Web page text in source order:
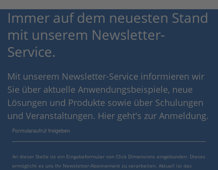
Immer auf dem neuesten Stand
mit unserem Newsletter-
Service.
Mit unserem Newsletter-Service informieren wir
Sie über aktuelle Anwendungsbeispiele, neue
Lösungen und Produkte sowie über Schulungen
und Veranstaltungen. Hier geht's zur Anmeldung.
Formularaufruf freigeben
An dieser Stelle ist ein Eingabeformular von Click Dimensions eingebunden. Dieses
ermöglicht es uns Ihr Newsletter-Abonnement zu verarbeiten. Aktuell ist das